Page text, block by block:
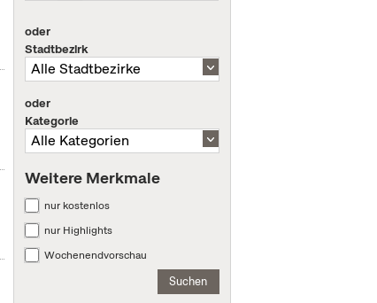
oder
Stadtbezirk
oder
Kategorie
Weitere Merkmale
nur kostenlos
nur Highlights
Wochenendvorschau
Suchen